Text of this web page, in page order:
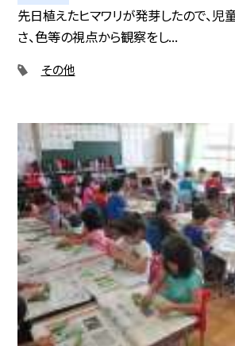
先日植えたヒマワリが発芽したので、児
さ、色等の視点から観察をし...
その他